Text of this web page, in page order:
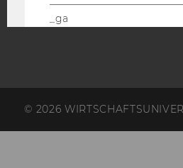
© 2026
_ga
_gat_gtag